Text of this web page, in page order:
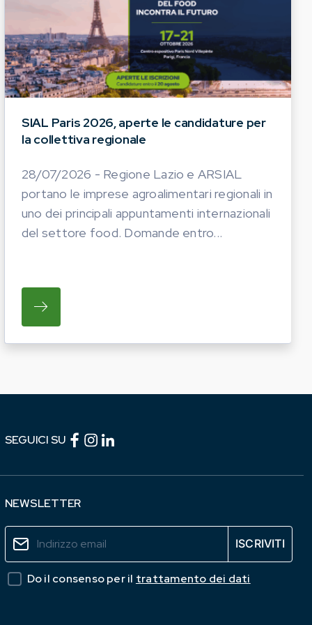
DEL PROSSIMO ANNO. LE AZIENDE
DEL COMPARTO EQUINO REGIONALE A
SIAL Paris 2026, aperte le candidature per
la collettiva regionale
28/07/2026 - Regione Lazio e ARSIAL
portano le imprese agroalimentari regionali in
uno dei principali appuntamenti internazionali
del settore food. Domande entro...
SU REGIONE LAZIO E ARSIAL PORTANO LE
SEGUICI SU Facebook (link esterno)
Instagram (link esterno)
NEWSLETTER
Do il consenso per il trattamento dei dati